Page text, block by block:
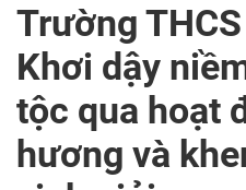
Trường
Khơi dậy
tộc qua hoạt
hương và